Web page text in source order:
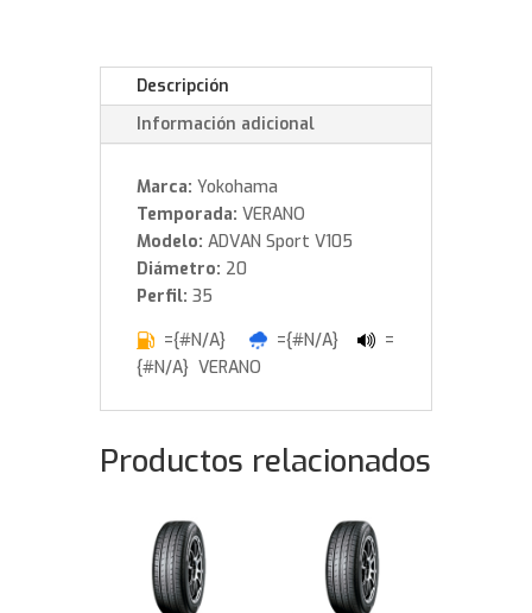
Descripción
Información adicional
Marca: Yokohama
Temporada: VERANO
Modelo: ADVAN Sport V105
Diámetro: 20
Perfil: 35
={#N/A}
={#N/A}
=
{#N/A} VERANO
Productos relacionados